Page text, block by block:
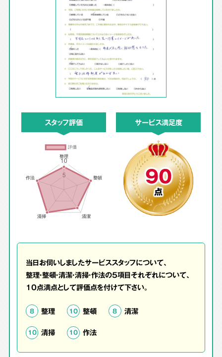
スタッフ評価 サービス満足度
90
点
当日お伺いしましたサービススタッフについて、
整理・整頓・清潔・清掃・作法の5項目それぞれについて、
10点満点として評価点を付けて下さい。
8 整理 10 整頓 8 清潔
10 清掃 10 作法